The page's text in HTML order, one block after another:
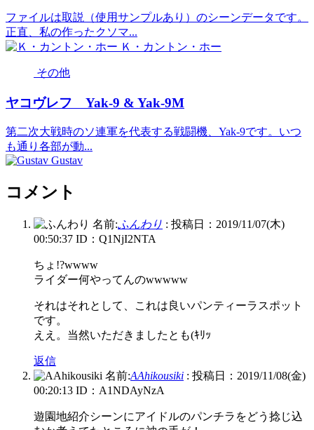
ファイルは取説（使用サンプルあり）のシーンデータです。
正直、私の作ったクソマ...
Ｋ・カントン・ホー
その他
ヤコヴレフ Yak-9 & Yak-9M
第二次大戦時のソ連軍を代表する戦闘機、Yak-9です。いつ
も通り各部が動...
Gustav
コメント
名前:ふんわり : 投稿日：2019/11/07(木)
00:50:37 ID：Q1NjI2NTA
ちょ!?wwww
ライダー何やってんのwwwww
それはそれとして、これは良いパンティーラスポット
です。
ええ。当然いただきましたとも(ｷﾘｯ
返信
名前:AAhikousiki : 投稿日：2019/11/08(金)
00:20:13 ID：A1NDAyNzA
遊園地紹介シーンにアイドルのパンチラをどう捻じ込